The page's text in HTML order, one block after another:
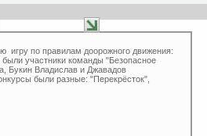
игру по правилам доорожного движения:
участники команды "Безопасное
Букин Владислав и Джавадов
были разные: "Перекрёсток",